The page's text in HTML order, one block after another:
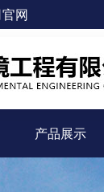
网
产品展示